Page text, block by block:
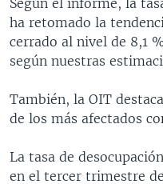
ha retomado la
cerrado al nivel de 8,1
según nuestras
También, la OIT
de los más afectados
La tasa de
en el tercer trimestre